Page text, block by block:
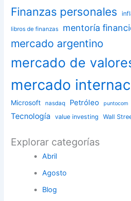
Finanzas personales
libros de finanzas mentoría
mercado argentino
mercado de
mercado
Microsoft nasdaq Petróleo puntocom
Tecnología value investing Wall
Explorar categorías
Abril
Agosto
Blog